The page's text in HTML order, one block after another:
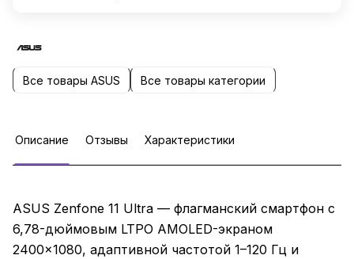
Все товары ASUS Все товары категории
Описание Отзывы Характеристики
ASUS Zenfone 11 Ultra — флагманский смартфон с
6,78-дюймовым LTPO AMOLED-экраном
2400×1080, адаптивной частотой 1–120 Гц и